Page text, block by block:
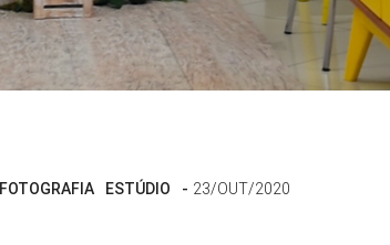
FOTOGRAFIA ESTÚDIO 23/OUT/2020